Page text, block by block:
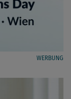
WERBUNG